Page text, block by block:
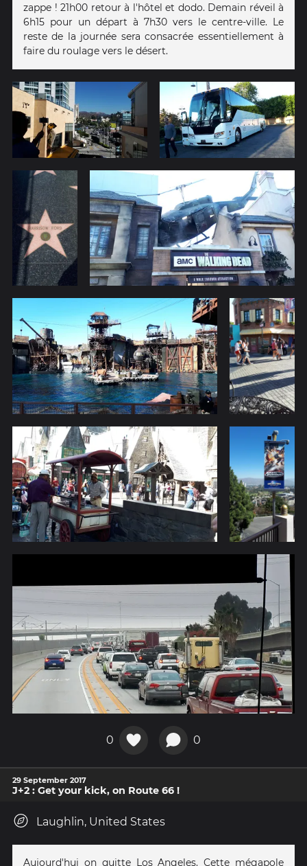
zappe ! 21h00 retour à l'hôtel et dodo. Demain réveil à
6h15 pour un départ à 7h30 vers le centre-ville. Le
reste de la journée sera consacrée essentiellement à
faire du roulage vers le désert.
0 0
29 September 2017
J+2 : Get your kick, on Route 66 !
Laughlin, United States
Aujourd'hui on quitte Los Angeles. Cette mégapole